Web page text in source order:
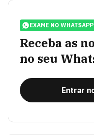
EXAME NO WHATSAPP
Receba as
no seu
Entrar